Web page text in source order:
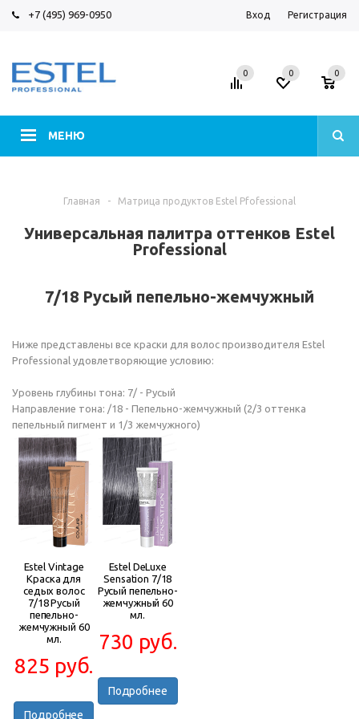
+7 (495) 969-0950 Вход Регистрация
МЕНЮ
0 0 0
Главная - Матрица продуктов Estel Pfofessional
Универсальная палитра оттенков Estel
Professional
7/18 Русый пепельно-жемчужный
Ниже представлены все краски для волос производителя Estel
Professional удовлетворяющие условию:
Уровень глубины тона: 7/ - Русый
Направление тона: /18 - Пепельно-жемчужный (2/3 оттенка
пепельный пигмент и 1/3 жемчужного)
Estel Vintage
Краска для
седых волос
7/18 Русый
пепельно-
жемчужный 60
мл.
825 руб.
Подробнее
Estel DeLuxe
Sensation 7/18
Русый пепельно-
жемчужный 60
мл.
730 руб.
Подробнее